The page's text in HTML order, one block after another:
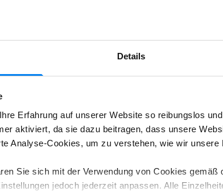
Details
Erfahrung auf unserer Website so reibungslos
aktiviert, da sie dazu beitragen, dass unsere
Analyse-Cookies, um zu verstehen, wie wir unsere
Sie sich mit der Verwendung von Cookies gemäß
jedoch jederzeit anpassen. Alle
Service und komfortable
oder nach dem Flug.
Shuttle
Komfort und Bequemlichkeit